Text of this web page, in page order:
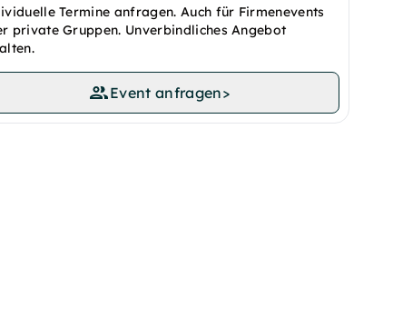
Termine anfragen. Auch für Firmenevents
private Gruppen. Unverbindliches Angebot
Event anfragen>